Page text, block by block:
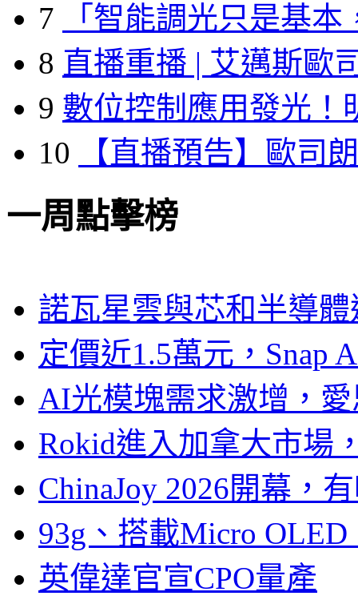
7
「智能調光只是基本
8 直播重播 | 艾邁斯歐
9 數位控制應用發光！
10
【直播預告】歐司
一周點擊榜
諾瓦星雲與芯和半導
定價近1.5萬元，Snap
AI光模塊需求激增，
Rokid進入加拿大市場
ChinaJoy 2026開幕，
93g、搭載Micro
英偉達官宣CPO量產